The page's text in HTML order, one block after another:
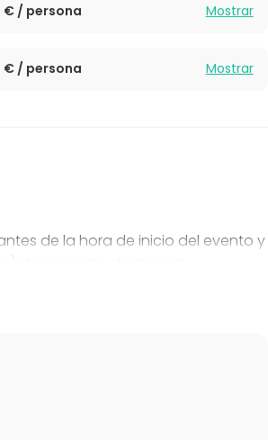
€ / persona Mostrar
€ / persona Mostrar
de la hora de inicio del evento y
antes de la hora de inicio del